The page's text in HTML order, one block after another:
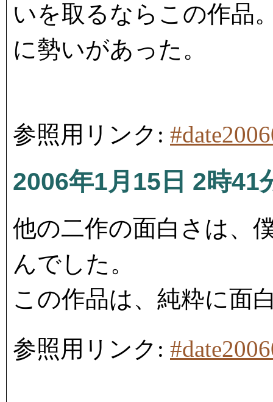
いを取るならこの作品
に勢いがあった。
参照用リンク:
2006年1月15日 2時41
他の二作の面白さは、
んでした。
この作品は、純粋に面
参照用リンク: